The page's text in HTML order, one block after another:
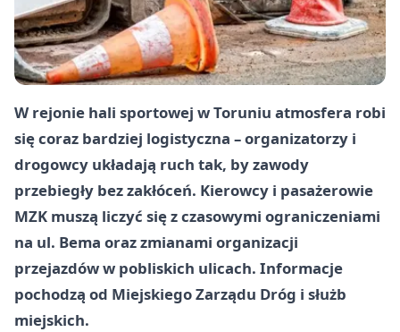
W rejonie hali sportowej w Toruniu atmosfera robi
się coraz bardziej logistyczna – organizatorzy i
drogowcy układają ruch tak, by zawody
przebiegły bez zakłóceń. Kierowcy i pasażerowie
MZK muszą liczyć się z czasowymi ograniczeniami
na ul. Bema oraz zmianami organizacji
przejazdów w pobliskich ulicach. Informacje
pochodzą od Miejskiego Zarządu Dróg i służb
miejskich.